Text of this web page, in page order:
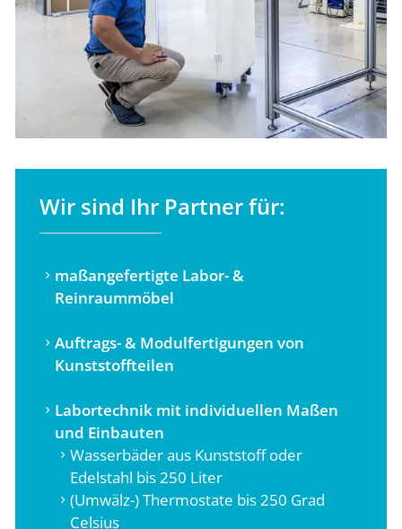
Wir sind Ihr Partner für:
maßangefertigte Labor- &
Reinraummöbel
Auftrags- & Modulfertigungen von
Kunststoffteilen
Labortechnik mit individuellen Maßen
und Einbauten
Wasserbäder aus Kunststoff oder
Edelstahl bis 250 Liter
(Umwälz-) Thermostate bis 250 Grad
Celsius